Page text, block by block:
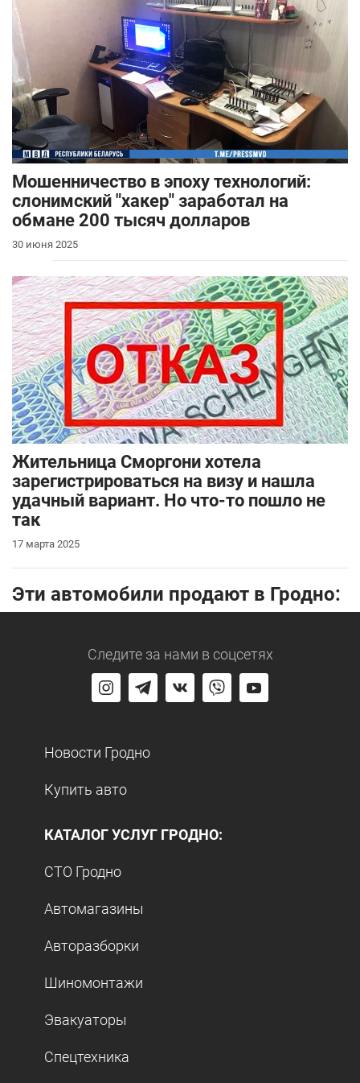
Мошенничество в эпоху технологий:
слонимский "хакер" заработал на
обмане 200 тысяч долларов
30 июня 2025
Жительница Сморгони хотела
зарегистрироваться на визу и нашла
удачный вариант. Но что-то пошло не
так
17 марта 2025
Эти автомобили продают в Гродно:
Следите за нами в соцсетях
Новости Гродно
Купить авто
КАТАЛОГ УСЛУГ ГРОДНО:
СТО Гродно
Автомагазины
Авторазборки
Шиномонтажи
Эвакуаторы
Спецтехника